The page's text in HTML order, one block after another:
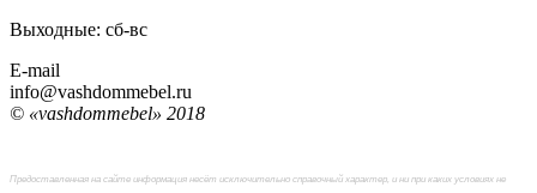
Выходные: сб-вc
E-mail
info@vashdommebel.ru
© «vashdommebel» 2018
Предоставленная на сайте информация несёт исключительно справочный характер, и ни при каких условиях не